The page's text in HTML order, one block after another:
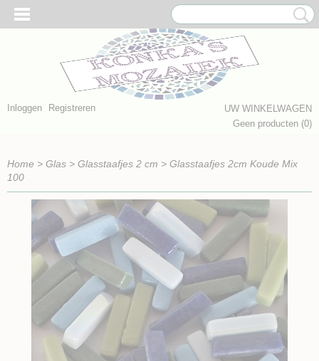
Inloggen Registreren
UW WINKELWAGEN
Geen producten (0)
Home > Glas > Glasstaafjes 2 cm > Glasstaafjes 2cm Koude Mix
100